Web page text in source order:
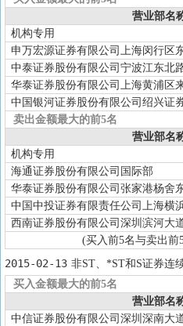
营业部名
机构专用
申万宏源证券有限公司上海闵行区
中泰证券股份有限公司宁波江东北
华泰证券股份有限公司上海黄浦区
中国银河证券股份有限公司绍兴证
卖出金额最大的前5名
营业部名
机构专用
海通证券股份有限公司国际部
华泰证券股份有限公司张家港杨舍
中国中投证券有限责任公司上海横
西南证券股份有限公司深圳滨河大
(买入前5名与卖出前
2015-02-13 非ST、*ST和S证券连
买入金额最大的前5名
营业部名
中信证券股份有限公司深圳深南大